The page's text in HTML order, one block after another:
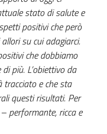
stato di salute e
positivi che però
su cui adagiarci.
che dobbiamo
più. L’obiettivo da
tracciato e che sta
questi risultati. Per
performante, ricca e